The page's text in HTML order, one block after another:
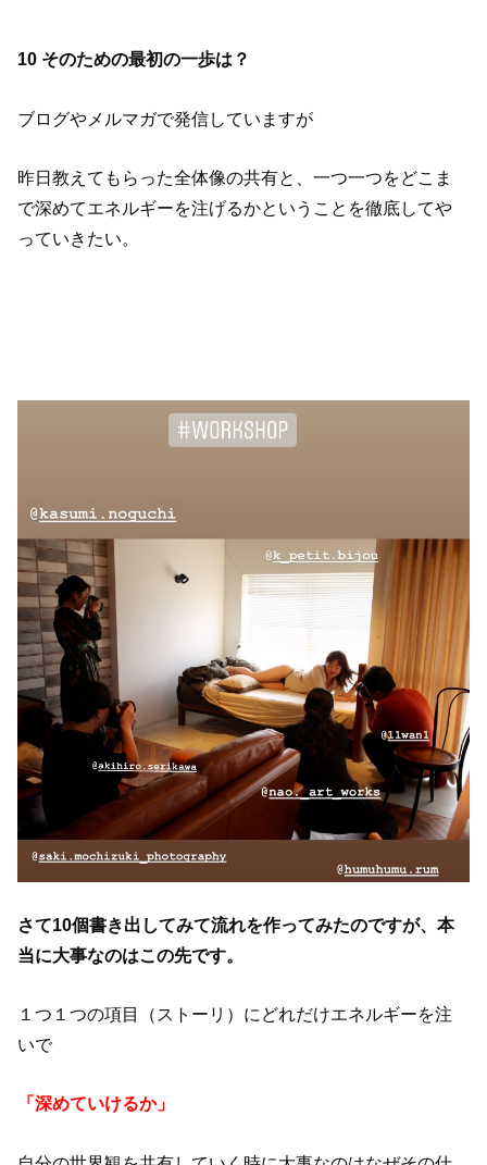
10 そのための最初の一歩は？
ブログやメルマガで発信していますが
昨日教えてもらった全体像の共有と、一つ一つをどこま
で深めてエネルギーを注げるかということを徹底してや
っていきたい。
さて10個書き出してみて流れを作ってみたのですが、本
当に大事なのはこの先です。
１つ１つの項目（ストーリ）にどれだけエネルギーを注
いで
「深めていけるか」